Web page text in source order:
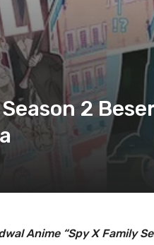
2
Anime “Spy X Family